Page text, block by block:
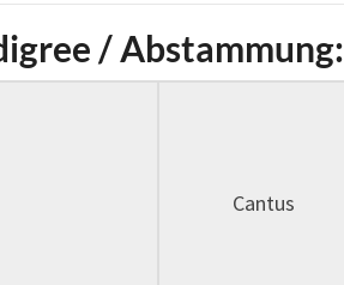
/ Abstammung:
Cantus